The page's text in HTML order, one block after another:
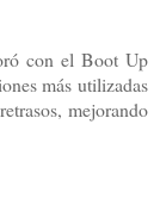
con el Boot Up
más utilizadas
mejorando